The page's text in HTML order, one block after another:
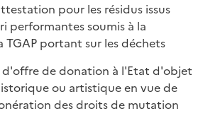
pour les résidus issus
performantes soumis à la
TGAP portant sur les déchets
d'offre de donation à l'Etat d'objet
ou artistique en vue de
des droits de mutation